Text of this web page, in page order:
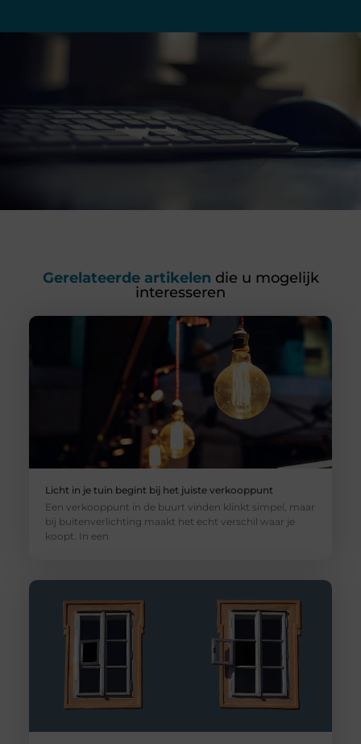
Gerelateerde artikelen die u mogelijk
interesseren
Licht in je tuin begint bij het juiste verkooppunt
Een verkooppunt in de buurt vinden klinkt simpel, maar
bij buitenverlichting maakt het echt verschil waar je
koopt. In een